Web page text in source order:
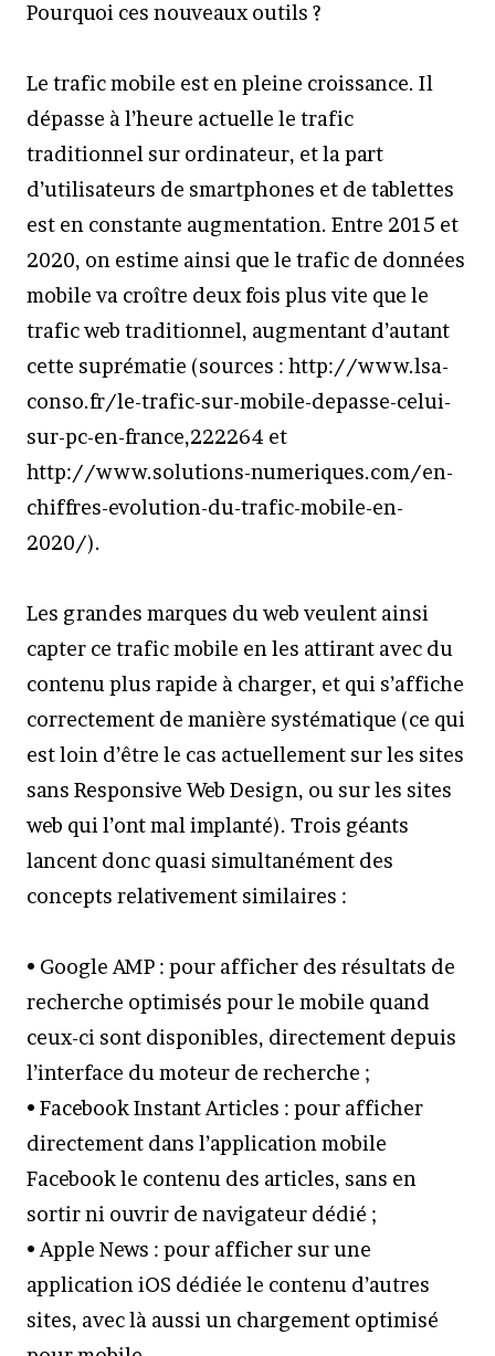
Pourquoi ces nouveaux outils ?
Le trafic mobile est en pleine croissance. Il
dépasse à l’heure actuelle le trafic
traditionnel sur ordinateur, et la part
d’utilisateurs de smartphones et de tablettes
est en constante augmentation. Entre 2015 et
2020, on estime ainsi que le trafic de données
mobile va croître deux fois plus vite que le
trafic web traditionnel, augmentant d’autant
cette suprématie (sources : http://www.lsa-
conso.fr/le-trafic-sur-mobile-depasse-celui-
sur-pc-en-france,222264 et
http://www.solutions-numeriques.com/en-
chiffres-evolution-du-trafic-mobile-en-
2020/).
Les grandes marques du web veulent ainsi
capter ce trafic mobile en les attirant avec du
contenu plus rapide à charger, et qui s’affiche
correctement de manière systématique (ce qui
est loin d’être le cas actuellement sur les sites
sans Responsive Web Design, ou sur les sites
web qui l’ont mal implanté). Trois géants
lancent donc quasi simultanément des
concepts relativement similaires :
• Google AMP : pour afficher des résultats de
recherche optimisés pour le mobile quand
ceux-ci sont disponibles, directement depuis
l’interface du moteur de recherche ;
• Facebook Instant Articles : pour afficher
directement dans l’application mobile
Facebook le contenu des articles, sans en
sortir ni ouvrir de navigateur dédié ;
• Apple News : pour afficher sur une
application iOS dédiée le contenu d’autres
sites, avec là aussi un chargement optimisé